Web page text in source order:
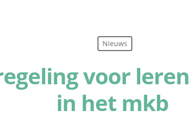
Nieuws
voor
in het mkb